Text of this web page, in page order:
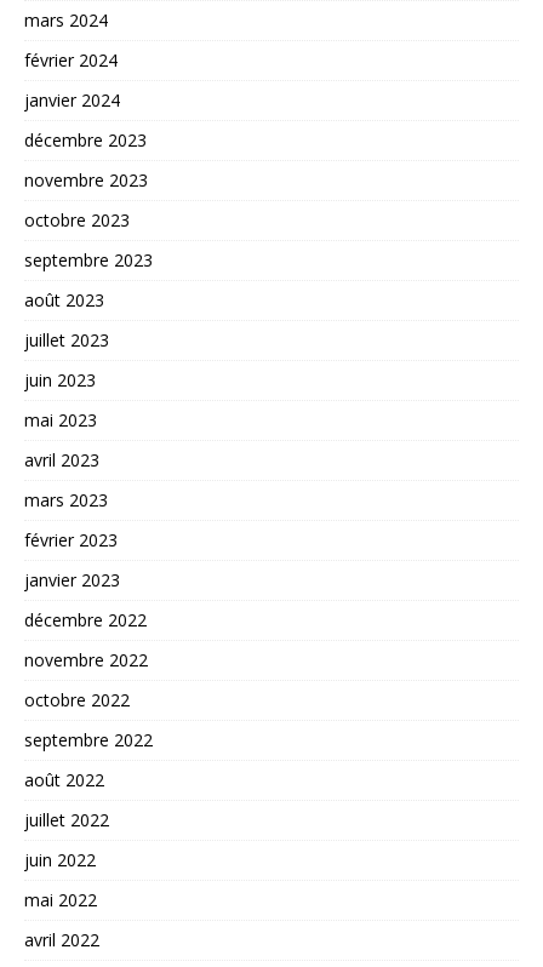
mars 2024
février 2024
janvier 2024
décembre 2023
novembre 2023
octobre 2023
septembre 2023
août 2023
juillet 2023
juin 2023
mai 2023
avril 2023
mars 2023
février 2023
janvier 2023
décembre 2022
novembre 2022
octobre 2022
septembre 2022
août 2022
juillet 2022
juin 2022
mai 2022
avril 2022